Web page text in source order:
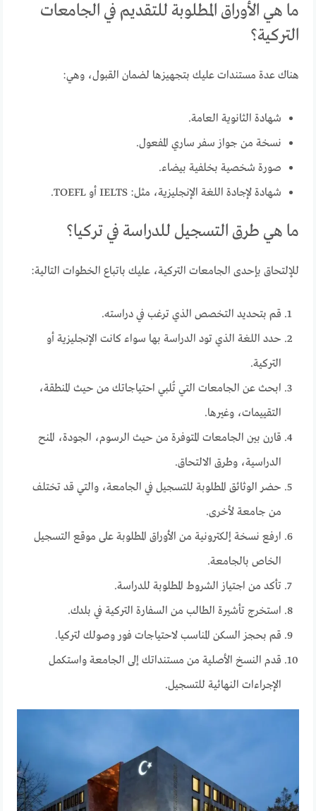
ما هي الأوراق المطلوبة للتقديم في الجامعات
التركية؟
هناك عدة مستندات عليك بتجهيزها لضمان القبول، وهي:
شهادة الثانوية العامة.
نسخة من جواز سفر ساري المفعول.
صورة شخصية بخلفية بيضاء.
شهادة لإجادة اللغة الإنجليزية، مثل: IELTS أو TOEFL.
ما هي طرق التسجيل للدراسة في تركيا؟
للإلتحاق بإحدى الجامعات التركية، عليك باتباع الخطوات التالية:
قم بتحديد التخصص الذي ترغب في دراسته.
حدد اللغة الذي تود الدراسة بها سواء كانت الإنجليزية أو
التركية.
ابحث عن الجامعات التي تُلبي احتياجاتك من حيث المنطقة،
التقييمات، وغيرها.
قارن بين الجامعات المتوفرة من حيث الرسوم، الجودة، المنح
الدراسية، وطرق الالتحاق.
حضر الوثائق المطلوبة للتسجيل في الجامعة، والتي قد تختلف
من جامعة لأخرى.
ارفع نسخة إلكترونية من الأوراق المطلوبة على موقع التسجيل
الخاص بالجامعة.
تأكد من اجتياز الشروط المطلوبة للدراسة.
استخرج تأشيرة الطالب من السفارة التركية في بلدك.
قم بحجز السكن المناسب لاحتياجات فور وصولك لتركيا.
قدم النسخ الأصلية من مستنداتك إلى الجامعة واستكمل
الإجراءات النهائية للتسجيل.